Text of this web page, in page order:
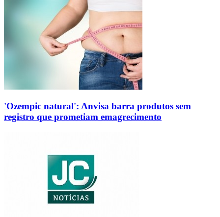
'Ozempic natural': Anvisa barra produtos sem
registro que prometiam emagrecimento